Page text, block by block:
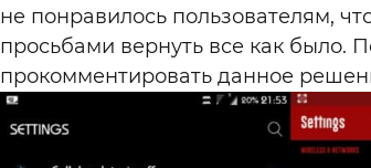
не понравилось пользователям,
просьбами вернуть все как было.
прокомментировать данное